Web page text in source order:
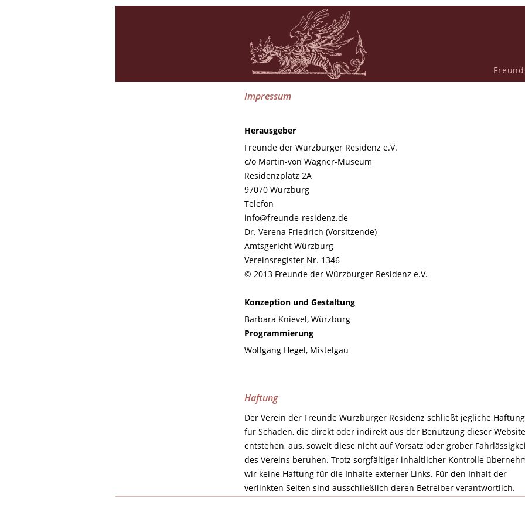
Impressum
Herausgeber
Freunde der Würzburger Residenz e.V.
c/o Martin-von Wagner-Museum
Residenzplatz 2A
97070 Würzburg
Telefon
info@freunde-residenz.de
Dr. Verena Friedrich (Vorsitzende)
Amtsgericht Würzburg
Vereinsregister Nr. 1346
© 2013 Freunde der Würzburger Residenz e.V.
Konzeption und Gestaltung
Barbara Knievel, Würzburg
Programmierung
Wolfgang Hegel, Mistelgau
Haftung
Der Verein der Freunde Würzburger Residenz schließt jegliche Haftung
für Schäden, die direkt oder indirekt aus der Benutzung dieser Website
entstehen, aus, soweit diese nicht auf Vorsatz oder grober
des Vereins beruhen. Trotz sorgfältiger inhaltlicher Kontrolle
wir keine Haftung für die Inhalte externer Links. Für den Inhalt der
verlinkten Seiten sind ausschließlich deren Betreiber verantwortlich.